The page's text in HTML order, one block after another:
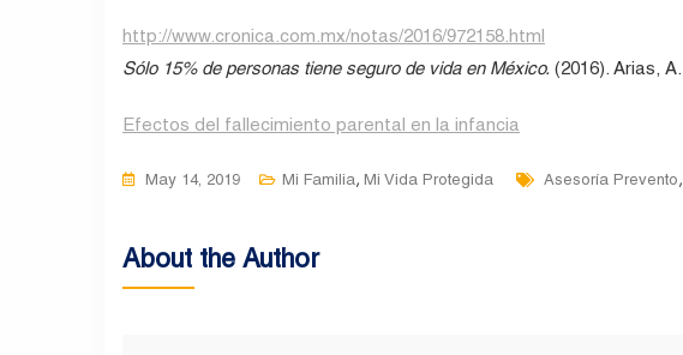
http://www.cronica.com.mx/notas/2016/972158.html
Sólo 15% de personas tiene seguro de vida en México. (2016). Arias, A.
Efectos del fallecimiento parental en la infancia
May 14, 2019 Mi Familia, Mi Vida Protegida Tags
Asesoría Prevento,
About the Author